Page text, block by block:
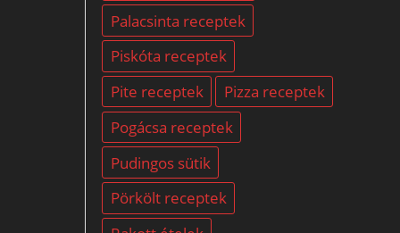
Palacsinta receptek
Piskóta receptek
Pite receptek
Pizza receptek
Pogácsa receptek
Pudingos sütik
Pörkölt receptek